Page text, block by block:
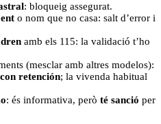
: bloqueig assegurat.
o nom que no casa: salt d’error i
amb els 115: la validació t’ho
(mesclar amb altres modelos):
retención; la vivenda habitual
: és informativa, però té sanció per